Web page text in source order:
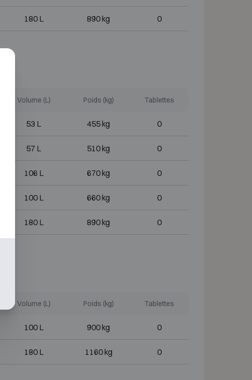
180 L 890 kg 0
Volume (L) Poids (kg) Tablettes
53 L 455 kg 0
57 L 510 kg 0
106 L 670 kg 0
100 L 660 kg 0
180 L 890 kg 0
Volume (L) Poids (kg) Tablettes
100 L 900 kg 0
180 L 1160 kg 0